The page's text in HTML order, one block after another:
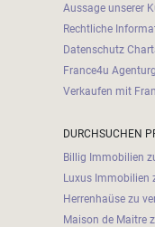
Aussage unserer
Rechtliche
Datenschutz
France4u
Verkaufen mit
DURCHSUCHEN
Billig Immobilien
Luxus Immobilien
Herrenhaüse zu
Maison de Maitre